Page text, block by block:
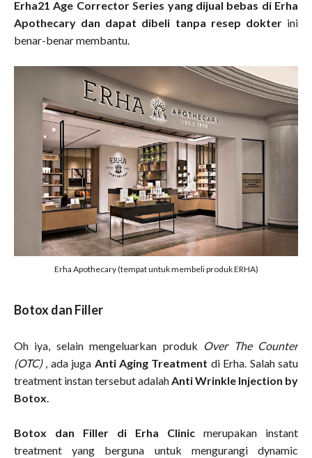
Erha21 Age Corrector Series yang dijual bebas di Erha
Apothecary dan dapat dibeli tanpa resep dokter ini
benar-benar membantu.
Erha Apothecary (tempat untuk membeli produk ERHA)
Botox dan Filler
Oh iya, selain mengeluarkan produk Over The Counter
(OTC) , ada juga Anti Aging Treatment di Erha. Salah satu
treatment instan tersebut adalahAnti Wrinkle Injection by
Botox.
Botox dan Filler di Erha Clinic merupakan instant
treatment yang berguna untuk mengurangi dynamic